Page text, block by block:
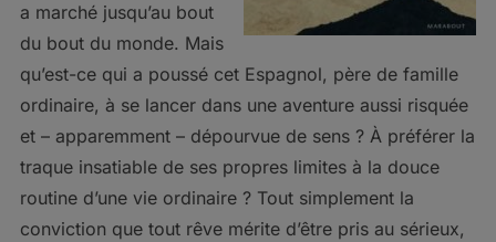
a marché jusqu’au bout
du bout du monde. Mais
qu’est-ce qui a poussé cet Espagnol, père de famille
ordinaire, à se lancer dans une aventure aussi risquée
et – apparemment – dépourvue de sens ? À préférer la
traque insatiable de ses propres limites à la douce
routine d’une vie ordinaire ? Tout simplement la
conviction que tout rêve mérite d’être pris au sérieux,